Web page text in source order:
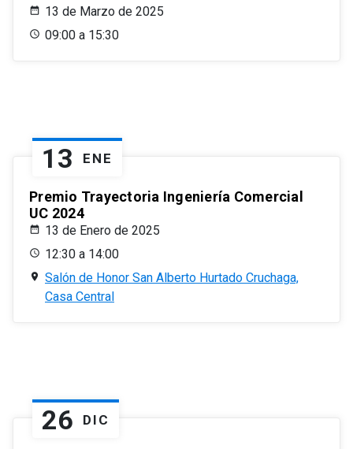
13 de Marzo de 2025
09:00 a 15:30
13 ENE
Premio Trayectoria Ingeniería Comercial
UC 2024
13 de Enero de 2025
12:30 a 14:00
Salón de Honor San Alberto Hurtado Cruchaga,
Casa Central
26 DIC